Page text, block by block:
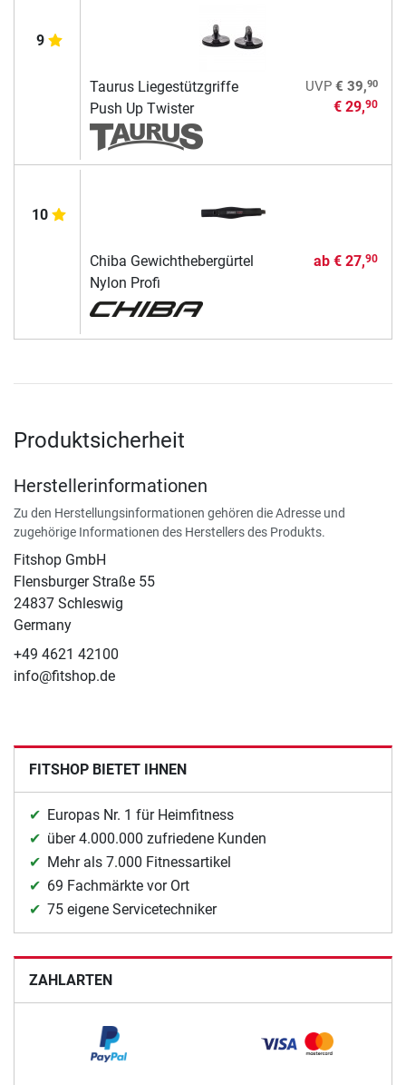
9
Taurus Liegestützgriffe
Push Up Twister
UVP € 39,90
€ 29,90
10
Chiba Gewichthebergürtel
Nylon Profi
ab € 27,90
Produktsicherheit
Herstellerinformationen
Zu den Herstellungsinformationen gehören die Adresse und
zugehörige Informationen des Herstellers des Produkts.
Fitshop GmbH
Flensburger Straße 55
24837 Schleswig
Germany
+49 4621 42100
info@fitshop.de
FITSHOP BIETET IHNEN
Europas Nr. 1 für Heimfitness
über 4.000.000 zufriedene Kunden
Mehr als 7.000 Fitnessartikel
69 Fachmärkte vor Ort
75 eigene Servicetechniker
ZAHLARTEN